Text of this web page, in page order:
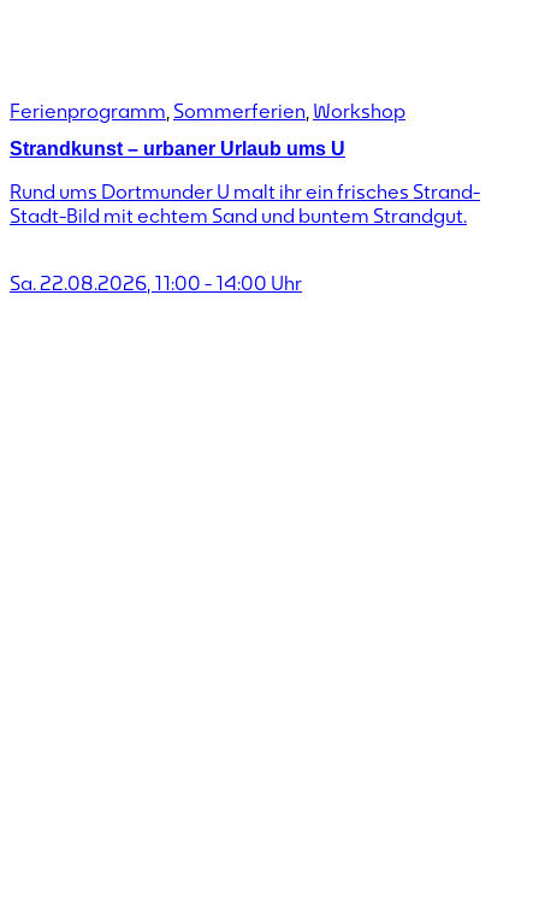
Ferienprogramm Sommerferien Workshop
Strandkunst – urbaner Urlaub ums U
Rund ums Dortmunder U malt ihr ein frisches Strand-
Stadt-Bild mit echtem Sand und buntem Strandgut.
Sa. 22.08.2026 11:00 - 14:00 Uhr